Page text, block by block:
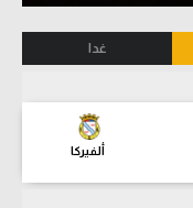
غدا
ألفيركا